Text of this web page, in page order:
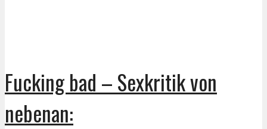
Fucking bad – Sexkritik von
nebenan: